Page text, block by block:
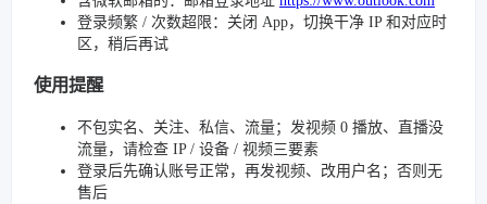
登录频繁 / 次数超限：关闭 App，切换干净 IP 和对应时
区，稍后再试
使用提醒
不包实名、关注、私信、流量；发视频 0 播放、直播没
流量，请检查 IP / 设备 / 视频三要素
登录后先确认账号正常，再发视频、改用户名；否则无
售后